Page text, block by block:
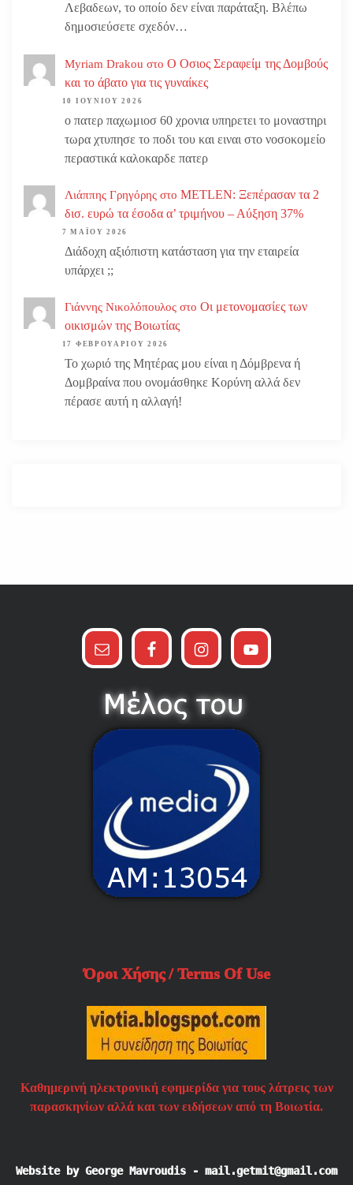
Λεβαδεων, το οποίο δεν είναι παράταξη. Βλέπω
δημοσιεύσετε σχεδόν…
Myriam Drakou στο Ο Οσιος Σεραφείμ της Δομβούς
και το άβατο για τις γυναίκες
10 ΙΟΥΝΊΟΥ 2026
ο πατερ παχωμιοσ 60 χρονια υπηρετει το μοναστηρι
τωρα χτυπησε το ποδι του και ειναι στο νοσοκομείο
περαστικά καλοκαρδε πατερ
Λιάππης Γρηγόρης στο METLEN: Ξεπέρασαν τα 2
δισ. ευρώ τα έσοδα α’ τριμήνου – Αύξηση 37%
7 ΜΑΪ́ΟΥ 2026
Διάδοχη αξιόπιστη κατάσταση για την εταιρεία
υπάρχει ;;
Γιάννης Νικολόπουλος στο Οι μετονομασίες των
οικισμών της Βοιωτίας
17 ΦΕΒΡΟΥΑΡΊΟΥ 2026
Το χωριό της Μητέρας μου είναι η Δόμβρενα ή
Δομβραίνα που ονομάσθηκε Κορύνη αλλά δεν
πέρασε αυτή η αλλαγή!
Όροι Χήσης / Terms Of Use
Καθημερινή ηλεκτρονική εφημερίδα για τους λάτρεις των
παρασκηνίων αλλά και των ειδήσεων από τη Βοιωτία.
Website by George Mavroudis - mail.getmit@gmail.com